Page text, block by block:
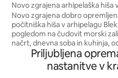
Novo zgrajena arhipelaška hiša
Bökeviku
Novo zgrajena dobro
počitniška hiša v arhipelagu
pogledom na čudovit morski
načrt, dnevna soba in kuhinja,
grebena, zagotavljajo prijeten
Kamin na drva v dnevni sobi.
okolica v bližini prijetnih
Priljubljena
nastanitve v